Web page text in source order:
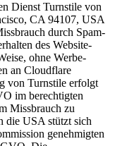
Dienst Turnstile von
CA 94107, USA
durch Spam-
des Website-
ohne Werbe-
an Cloudflare
von Turnstile erfolgt
im berechtigten
Missbrauch zu
die USA stützt sich
genehmigten